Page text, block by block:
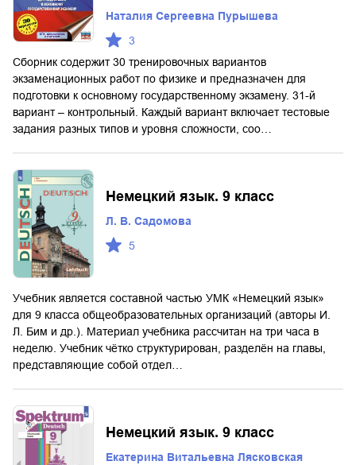
Наталия Сергеевна Пурышева
3
Сборник содержит 30 тренировочных вариантов
экзаменационных работ по физике и предназначен для
подготовки к основному государственному экзамену. 31-й
вариант – контрольный. Каждый вариант включает тестовые
задания разных типов и уровня сложности, соо…
Немецкий язык. 9 класс
Л. В. Садомова
5
Учебник является составной частью УМК «Немецкий язык»
для 9 класса общеобразовательных организаций (авторы И.
Л. Бим и др.). Материал учебника рассчитан на три часа в
неделю. Учебник чётко структурирован, разделён на главы,
представляющие собой отдел…
Немецкий язык. 9 класс
Екатерина Витальевна Лясковская